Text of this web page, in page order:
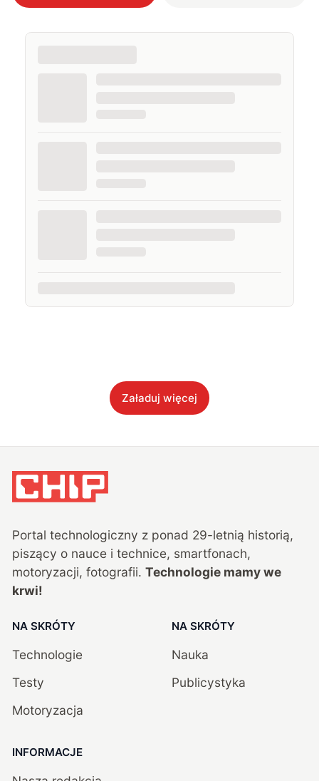
Załaduj więcej
Portal technologiczny z ponad 29-letnią historią,
piszący o nauce i technice, smartfonach,
motoryzacji, fotografii. Technologie mamy we
krwi!
NA SKRÓTY
Technologie
Testy
Motoryzacja
NA SKRÓTY
Nauka
Publicystyka
INFORMACJE